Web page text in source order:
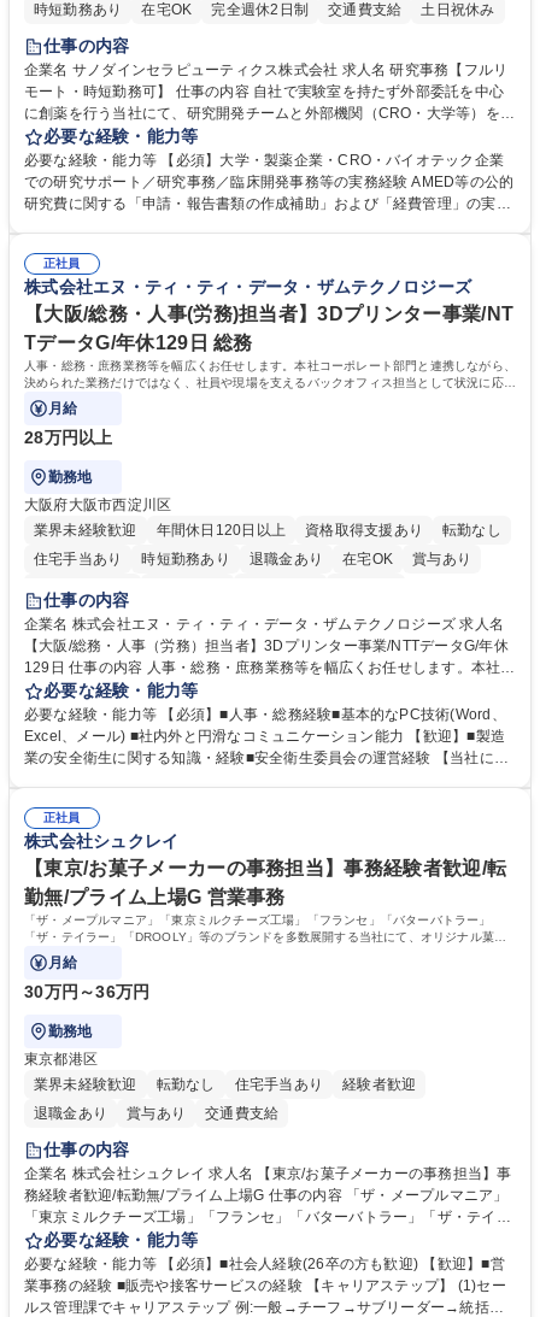
時短勤務あり
在宅OK 完全週休2日制 交通費支給 土日祝休み
仕事の内容
企業名 サノダインセラピューティクス株式会社 求人名 研究事務【フルリ
モート・時短勤務可】 仕事の内容 自社で実験室を持たず外部委託を中心
に創薬を行う当社にて、研究開発チームと外部機関（CRO・大学等）をつ
なぐハブとして、契約・発注・予算管理などの研究事務全般をお任せしま
す。 ■見積取得、発注、検収、請求処理等の事務手続き ■委託先との定例
会議の調整・アジェンダ準備・議事録作成 ■研究報告書、試験関連資料、
SOP等の整備・版管理・保管 ■研究開発の進捗・タイムライン・予算執行
集職種 研究事務【フルリモート・時短勤務可】
必要な経験・能力等
必要な経験・能力等 【必須】大学・製薬企業・CRO・バイオテック企業
での研究サポート／研究事務／臨床開発事務等の実務経験 AMED等の公的
研究費に関する「申請・報告書類の作成補助」および「経費管理」の実務
き方について】フルリモートやハイブリッド勤務、時短勤務など個々のラ
イフスタイルに応じた柔軟な働き方が可能です。育児や介護との両立も応
援します。 学歴・資格 学歴：大学院 大学 語学力： 資格：
正社員
株式会社エヌ・ティ・ティ・データ・ザムテクノロジーズ
【大阪/総務・人事(労務)担当者】3Dプリンター事業/NT
TデータG/年休129日 総務
人事・総務・庶務業務等を幅広くお任せします。本社コーポレート部門と連携しながら、
決められた業務だけではなく、社員や現場を支えるバックオフィス担当として状況に応じ
て柔軟に対応いただくことを期待します。
月給
28万円以上
勤務地
大阪府大阪市西淀川区
業界未経験歓迎
年間休日120日以上 資格取得支援あり
転勤なし
住宅手当あり
時短勤務あり 退職金あり 在宅OK
賞与あり
完全週休2日制
仕事の内容
企業名 株式会社エヌ・ティ・ティ・データ・ザムテクノロジーズ 求人名
【大阪/総務・人事（労務）担当者】3Dプリンター事業/NTTデータG/年休
129日 仕事の内容 人事・総務・庶務業務等を幅広くお任せします。本社コ
ーポレート部門と連携しながら、決められた業務だけではなく、社員や現
場を支えるバックオフィス担当として状況に応じて柔軟に対応いただくこ
とを期待します。 【詳細】■入退社手続き、社員情報管理■入社時オリエ
ンテーションの実施■勤怠・各種申請内容の確認■採用業務のサポート■来
生に関する業務等■健康診断、産業医面談、休職・復職手続き等の労務サ
ポート■社内ルールの運用・各種社内案内■その他、拠点運営に関わる管理
部門業務 募集職種 【大阪/総務・人事（労務）担当者】3Dプリンター事
業/NTTデータG/年休129日
必要な経験・能力等
必要な経験・能力等 【必須】■人事・総務経験■基本的なPC技術(Word、
Excel、メール) ■社内外と円滑なコミュニケーション能力 【歓迎】■製造
業の安全衛生に関する知識・経験■安全衛生委員会の運営経験 【当社につ
アが磨けます。 ◎NTTデータグループであり福利厚生は充実しているとと
もに、働き方改革も推進しています。 学歴・資格 学歴：大学院 大学 高専
短大 専修学校 語学力： 資格：
正社員
株式会社シュクレイ
【東京/お菓子メーカーの事務担当】事務経験者歓迎/転
勤無/プライム上場G 営業事務
「ザ・メープルマニア」「東京ミルクチーズ工場」「フランセ」「バターバトラー」
「ザ・テイラー」「DROOLY」等のブランドを多数展開する当社にて、オリジナル菓子
ブランド商品の事務業務をお任せいたします。
月給
30万円～36万円
勤務地
東京都港区
業界未経験歓迎
転勤なし 住宅手当あり
経験者歓迎
退職金あり
賞与あり 交通費支給
仕事の内容
企業名 株式会社シュクレイ 求人名 【東京/お菓子メーカーの事務担当】事
務経験者歓迎/転勤無/プライム上場G 仕事の内容 「ザ・メープルマニア」
「東京ミルクチーズ工場」「フランセ」「バターバトラー」「ザ・テイラ
ー」「DROOLY」等のブランドを多数展開する当社にて、オリジナル菓子
ブランド商品の事務業務をお任せいたします。 【具体的な業務内容】 ■店
舗からの発注受付/PC入力業務 ■受電対応(社内/社外) ■商品のマスター登
録 ■日々の売上抽出・報告 ■提携企業への書類送付業務 ■契約書管理業務
必要な経験・能力等
必要な経験・能力等 【必須】■社会人経験(26卒の方も歓迎) 【歓迎】■営
業事務の経験 ■販売や接客サービスの経験 【キャリアステップ】 (1)セー
ルス管理課でキャリアステップ 例:一般→チーフ→サブリーダー→統括リ